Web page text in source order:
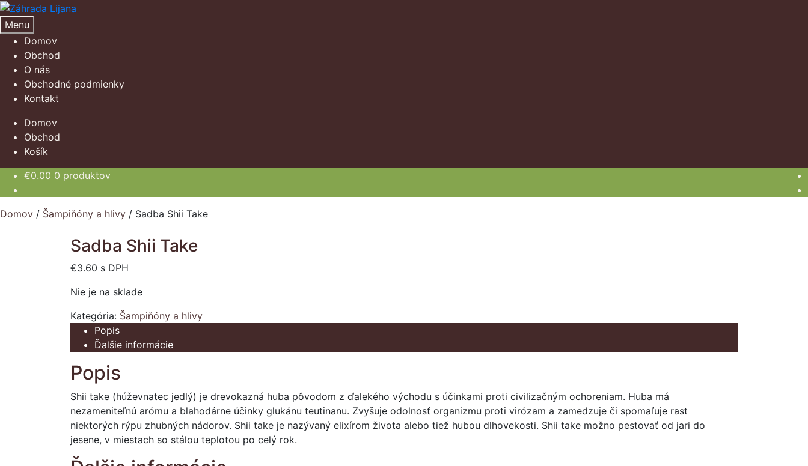
Preskočiť
na
navigáciu
Preskočiť
na
obsah
Menu
Domov
Obchod
O nás
Obchodné podmienky
Kontakt
Domov
Obchod
Košík
€0.00 0 produktov
Domov / Šampiňóny a hlivy / Sadba Shii Take
Sadba Shii Take
€3.60 s DPH
Nie je na sklade
Kategória: Šampiňóny a hlivy
Popis
Ďalšie informácie
Popis
Shii take (húževnatec jedlý) je drevokazná huba pôvodom z ďalekého východu s účinkami proti civilizačným ochoreniam. Huba má
nezameniteľnú arómu a blahodárne účinky glukánu teutinanu. Zvyšuje odolnosť organizmu proti virózam a zamedzuje či spomaľuje rast
niektorých rýpu zhubných nádorov. Shii take je nazývaný elixírom života alebo tiež hubou dlhovekosti. Shii take možno pestovať od jari do
jesene, v miestach so stálou teplotou po celý rok.